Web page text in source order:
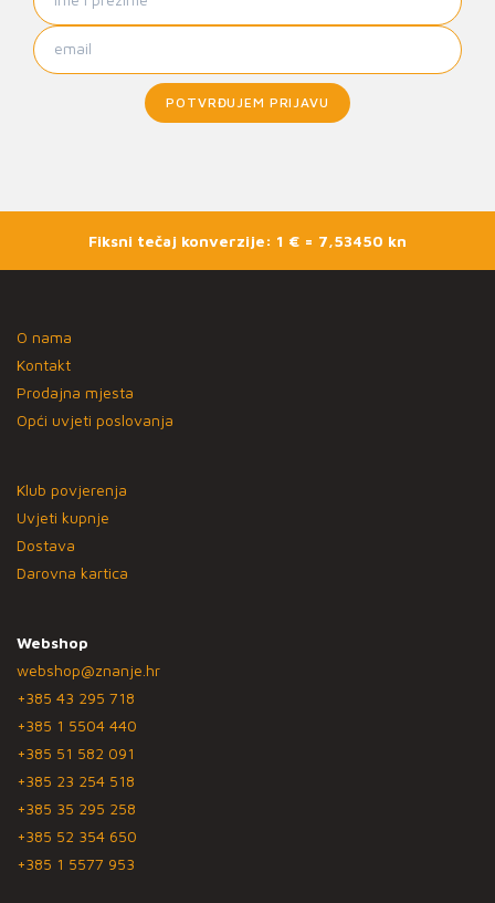
POTVRĐUJEM PRIJAVU
Fiksni tečaj konverzije: 1 € = 7,53450 kn
O nama
Kontakt
Prodajna mjesta
Opći uvjeti poslovanja
Klub povjerenja
Uvjeti kupnje
Dostava
Darovna kartica
Webshop
webshop@znanje.hr
+385 43 295 718
+385 1 5504 440
+385 51 582 091
+385 23 254 518
+385 35 295 258
+385 52 354 650
+385 1 5577 953